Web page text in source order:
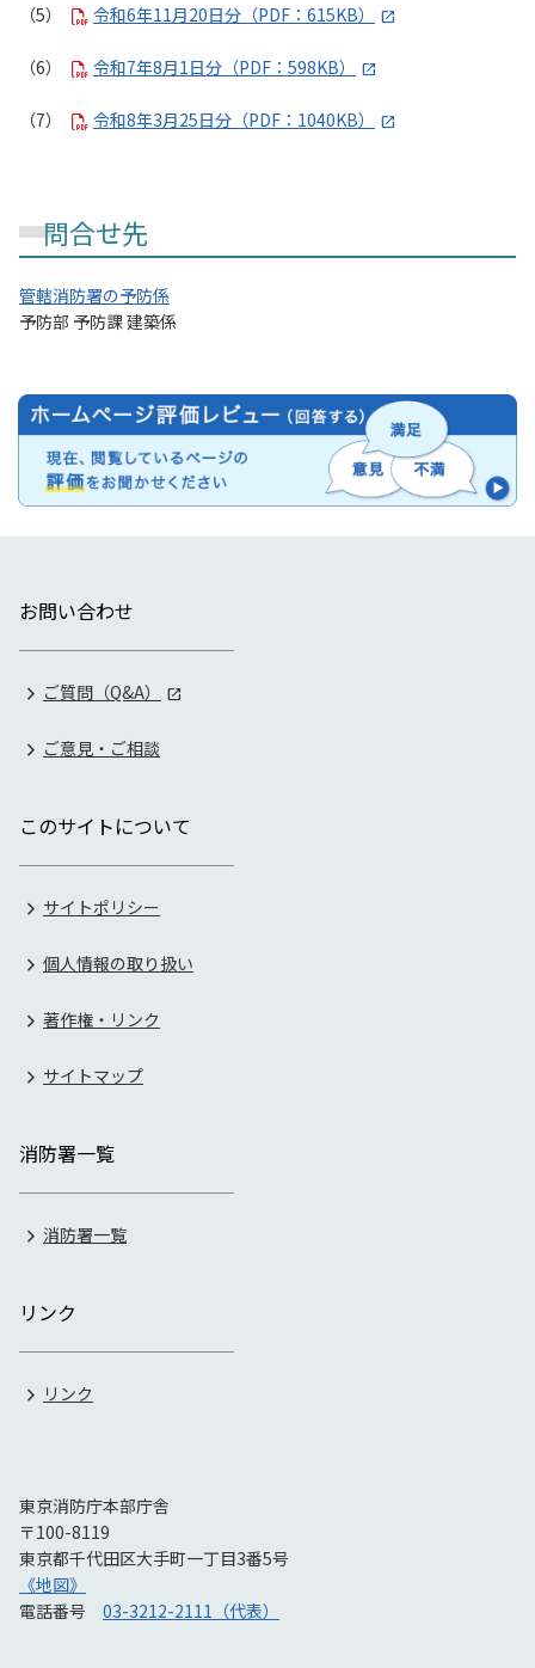
令和6年11月20日分（PDF：615KB）
令和7年8月1日分（PDF：598KB）
令和8年3月25日分（PDF：1040KB）
問合せ先
管轄消防署の予防係
予防部 予防課 建築係
お問い合わせ
ご質問（Q&A）
ご意見・ご相談
このサイトについて
サイトポリシー
個人情報の取り扱い
著作権・リンク
サイトマップ
消防署一覧
消防署一覧
リンク
リンク
東京消防庁本部庁舎
〒100-8119
東京都千代田区大手町一丁目3番5号
《地図》
電話番号 03-3212-2111（代表）